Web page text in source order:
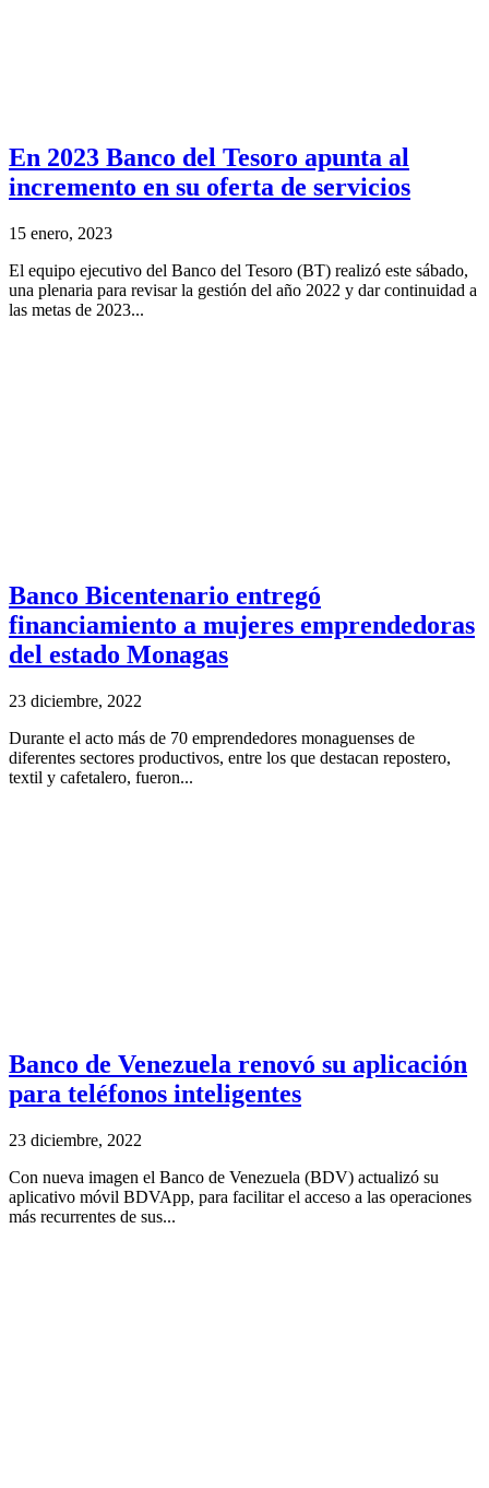
En 2023 Banco del Tesoro apunta al
incremento en su oferta de servicios
15 enero, 2023
El equipo ejecutivo del Banco del Tesoro (BT) realizó este sábado,
una plenaria para revisar la gestión del año 2022 y dar continuidad a
las metas de 2023...
Banco Bicentenario entregó
financiamiento a mujeres emprendedoras
del estado Monagas
23 diciembre, 2022
Durante el acto más de 70 emprendedores monaguenses de
diferentes sectores productivos, entre los que destacan repostero,
textil y cafetalero, fueron...
Banco de Venezuela renovó su aplicación
para teléfonos inteligentes
23 diciembre, 2022
Con nueva imagen el Banco de Venezuela (BDV) actualizó su
aplicativo móvil BDVApp, para facilitar el acceso a las operaciones
más recurrentes de sus...